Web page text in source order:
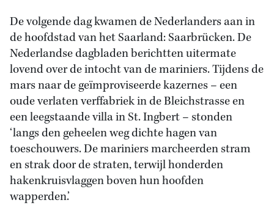
De volgende dag kwamen de Nederlanders aan in
de hoofdstad van het Saarland: Saarbrücken. De
Nederlandse dagbladen berichtten uitermate
lovend over de intocht van de mariniers. Tijdens de
mars naar de geïmproviseerde kazernes – een
oude verlaten verffabriek in de Bleichstrasse en
een leegstaande villa in St. Ingbert – stonden
‘langs den geheelen weg dichte hagen van
toeschouwers. De mariniers marcheerden stram
en strak door de straten, terwijl honderden
hakenkruisvlaggen boven hun hoofden
wapperden.’